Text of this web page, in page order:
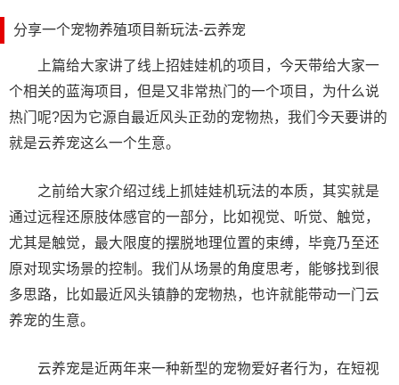
分享一个宠物养殖项目新玩法-云养宠
上篇给大家讲了线上招娃娃机的项目，今天带给大家一
个相关的蓝海项目，但是又非常热门的一个项目，为什么说
热门呢?因为它源自最近风头正劲的宠物热，我们今天要讲的
就是云养宠这么一个生意。
之前给大家介绍过线上抓娃娃机玩法的本质，其实就是
通过远程还原肢体感官的一部分，比如视觉、听觉、触觉，
尤其是触觉，最大限度的摆脱地理位置的束缚，毕竟乃至还
原对现实场景的控制。我们从场景的角度思考，能够找到很
多思路，比如最近风头镇静的宠物热，也许就能带动一门云
养宠的生意。
云养宠是近两年来一种新型的宠物爱好者行为，在短视